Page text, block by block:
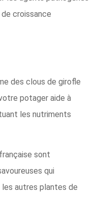
croissance
des clous de girofle
potager aide à
les nutriments
sont
qui
autres plantes de